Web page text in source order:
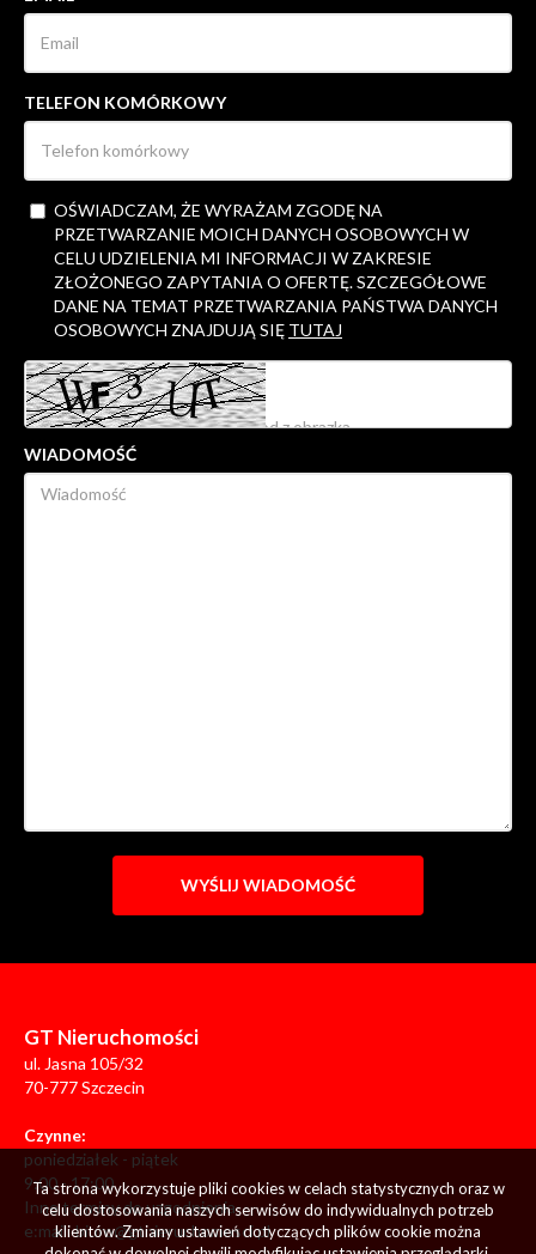
TELEFON KOMÓRKOWY
OŚWIADCZAM, ŻE WYRAŻAM ZGODĘ NA
PRZETWARZANIE MOICH DANYCH OSOBOWYCH W
CELU UDZIELENIA MI INFORMACJI W ZAKRESIE
ZŁOŻONEGO ZAPYTANIA O OFERTĘ. SZCZEGÓŁOWE
DANE NA TEMAT PRZETWARZANIA PAŃSTWA DANYCH
OSOBOWYCH ZNAJDUJĄ SIĘ TUTAJ
WIADOMOŚĆ
GT Nieruchomości
ul. Jasna 105/32
70-777 Szczecin
Czynne:
poniedziałek - piątek
9:00 - 17:00
Inne terminy do uzgodnienia
e:mail:biuro@gtnieruchomosci.pl
Ta strona wykorzystuje pliki cookies w celach statystycznych oraz w
celu dostosowania naszych serwisów do indywidualnych potrzeb
klientów. Zmiany ustawień dotyczących plików cookie można